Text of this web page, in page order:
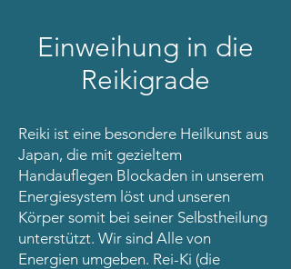
Einweihung in die
Reikigrade
Reiki ist eine besondere Heilkunst aus
Japan, die mit gezieltem
Handauflegen Blockaden in unserem
Energiesystem löst und unseren
Körper somit bei seiner Selbstheilung
unterstützt. Wir sind Alle von
Energien umgeben. Rei-Ki (die